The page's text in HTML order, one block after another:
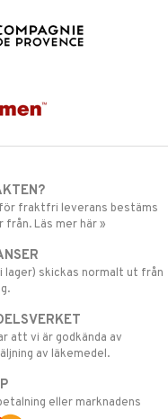
fraktfri leverans bestäms
från. Läs mer här »
lager) skickas normalt ut från
att vi är godkända av
av läkemedel.
eller marknadens